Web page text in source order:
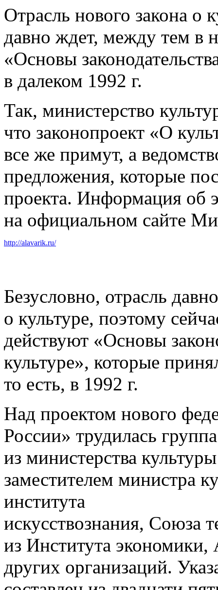
Отрасль нового закона о
давно ждет, между тем в
«Основы
в далеком 1992 г.
Так, министерство
что законопроект «О
все же примут, а
предложения, которые
проекта. Информация об
на официальном сайте
http://alavarik.ru/
Безусловно, отрасль
о культуре, поэтому
действуют «Основы
культуре», которые
то есть, в 1992 г.
Над проектом нового
России» трудилась
из министерства
заместителем министра
института
искусствознания, Союза
из Института
других организаций.